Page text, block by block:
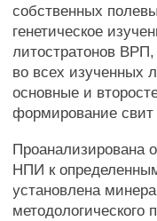
собственных
генетическое
литостратонов
во всех изученных
основные и
формирование
Проанализирована
НПИ к
установлена